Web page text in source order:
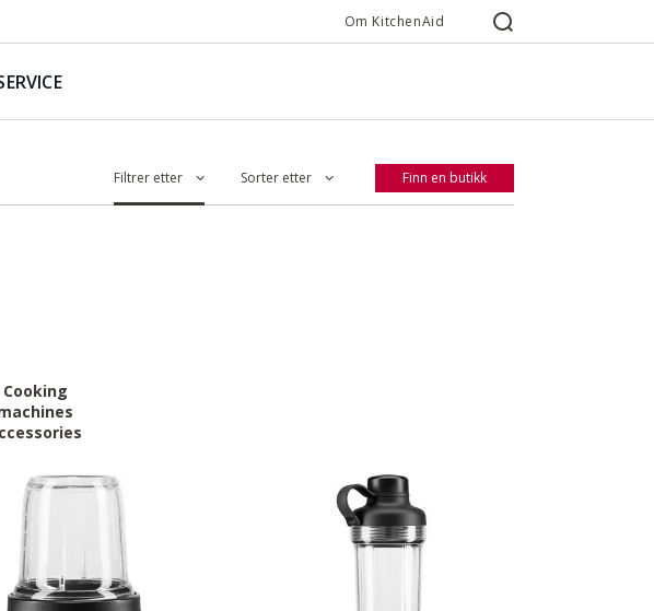
Om KitchenAid
Filtrer etter Sorter etter Finn en butikk
Tilbakestill filtre
Cooking